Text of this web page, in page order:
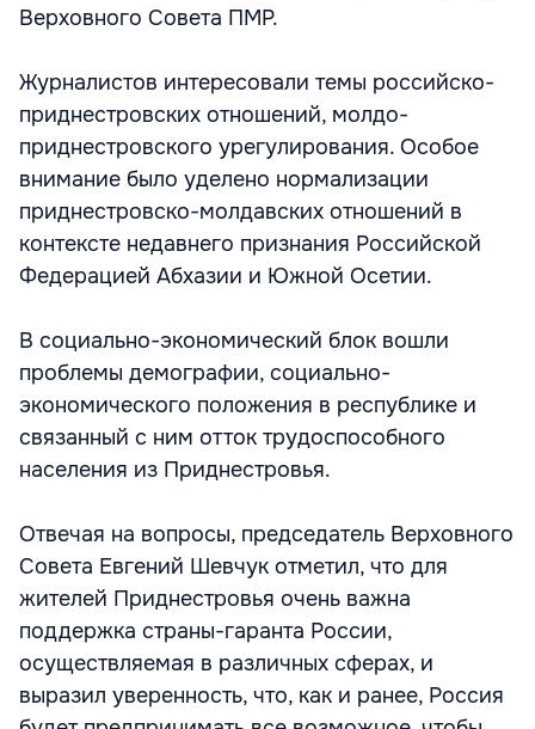
Верховного Совета ПМР.
Журналистов интересовали темы российско-
приднестровских отношений, молдо-
приднестровского урегулирования. Особое
внимание было уделено нормализации
приднестровско-молдавских отношений в
контексте недавнего признания Российской
Федерацией Абхазии и Южной Осетии.
В социально-экономический блок вошли
проблемы демографии, социально-
экономического положения в республике и
связанный с ним отток трудоспособного
населения из Приднестровья.
Отвечая на вопросы, председатель Верховного
Совета Евгений Шевчук отметил, что для
жителей Приднестровья очень важна
поддержка страны-гаранта России,
осуществляемая в различных сферах, и
выразил уверенность, что, как и ранее, Россия